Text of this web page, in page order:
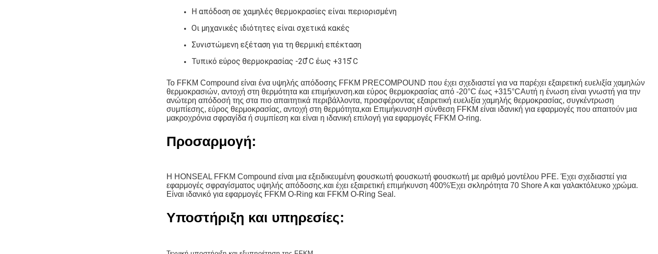
Η απόδοση σε χαμηλές θερμοκρασίες είναι περιορισμένη
Οι μηχανικές ιδιότητες είναι σχετικά κακές
Συνιστώμενη εξέταση για τη θερμική επέκταση
Τυπικό εύρος θερμοκρασίας -20 ̊C έως +315 ̊C
Το FFKM Compound είναι ένα υψηλής απόδοσης FFKM PRECOMPOUND που έχει σχεδιαστεί για να παρέχει εξαιρετική ευελιξία χαμηλών
θερμοκρασιών, αντοχή στη θερμότητα και επιμήκυνση.και εύρος θερμοκρασίας από -20°C έως +315°CΑυτή η ένωση είναι γνωστή για την
ανώτερη απόδοσή της στα πιο απαιτητικά περιβάλλοντα, προσφέροντας εξαιρετική ευελιξία χαμηλής θερμοκρασίας, συγκέντρωση
συμπίεσης, εύρος θερμοκρασίας, αντοχή στη θερμότητα,και ΕπιμήκυνσηΗ σύνθεση FFKM είναι ιδανική για εφαρμογές που απαιτούν μια
μακροχρόνια σφραγίδα ή συμπίεση και είναι η ιδανική επιλογή για εφαρμογές FFKM O-ring.
Προσαρμογή:
Η HONSEAL FFKM Compound είναι μια εξειδικευμένη φουσκωτή φουσκωτή φουσκωτή με αριθμό μοντέλου PFE. Έχει σχεδιαστεί για
εφαρμογές σφραγίσματος υψηλής απόδοσης.και έχει εξαιρετική επιμήκυνση 400%Έχει σκληρότητα 70 Shore A και γαλακτόλευκο χρώμα.
Είναι ιδανικό για εφαρμογές FFKM O-Ring και FFKM O-Ring Seal.
Υποστήριξη και υπηρεσίες: